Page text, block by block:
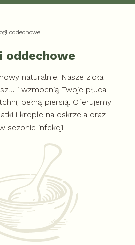
oddechowe
oddechowe
naturalnie. Nasze zioła
i wzmocnią Twoje płuca.
pełną piersią. Oferujemy
i krople na oskrzela oraz
sezonie infekcji.